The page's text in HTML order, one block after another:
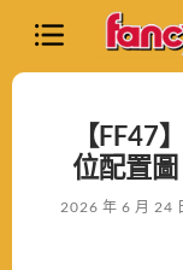
【FF47
位配置圖
2026 年 6 月 24